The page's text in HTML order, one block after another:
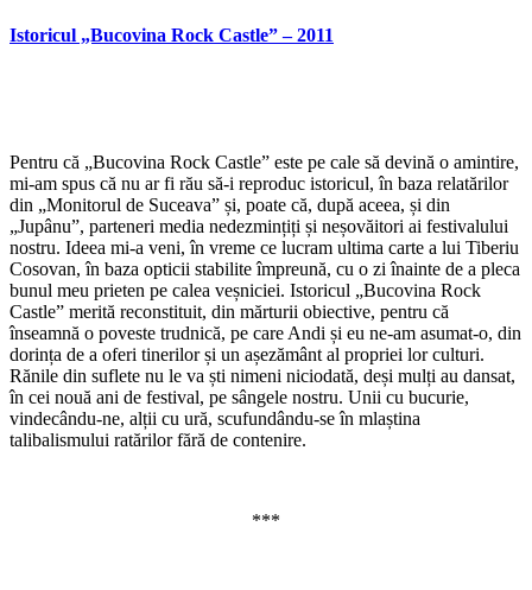
Istoricul „Bucovina Rock Castle” – 2011
Pentru că „Bucovina Rock Castle” este pe cale să devină o amintire,
mi-am spus că nu ar fi rău să-i reproduc istoricul, în baza relatărilor
din „Monitorul de Suceava” și, poate că, după aceea, și din
„Jupânu”, parteneri media nedezmințiți și neșovăitori ai festivalului
nostru. Ideea mi-a veni, în vreme ce lucram ultima carte a lui Tiberiu
Cosovan, în baza opticii stabilite împreună, cu o zi înainte de a pleca
bunul meu prieten pe calea veșniciei. Istoricul „Bucovina Rock
Castle” merită reconstituit, din mărturii obiective, pentru că
înseamnă o poveste trudnică, pe care Andi și eu ne-am asumat-o, din
dorința de a oferi tinerilor și un așezământ al propriei lor culturi.
Rănile din suflete nu le va ști nimeni niciodată, deși mulți au dansat,
în cei nouă ani de festival, pe sângele nostru. Unii cu bucurie,
vindecându-ne, alții cu ură, scufundându-se în mlaștina
talibalismului ratărilor fără de contenire.
***